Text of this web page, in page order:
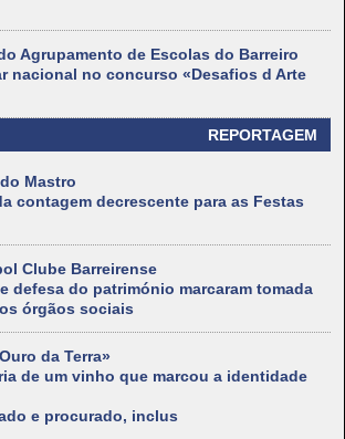
Agrupamento de Escolas do Barreiro
nacional no concurso «Desafios d Arte
REPORTAGEM
Mastro
contagem decrescente para as Festas
Clube Barreirense
defesa do património marcaram tomada
órgãos sociais
da Terra»
de um vinho que marcou a identidade
e procurado, inclus